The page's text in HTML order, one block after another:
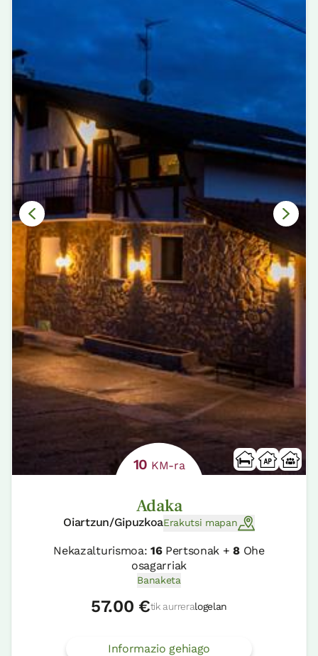
10 KM-ra
Adaka
Oiartzun/GipuzkoaErakutsi mapan
Nekazalturismoa: 16Pertsonak +8Ohe
osagarriak
Banaketa
57.00 €tik aurreralogelan
Informazio gehiago